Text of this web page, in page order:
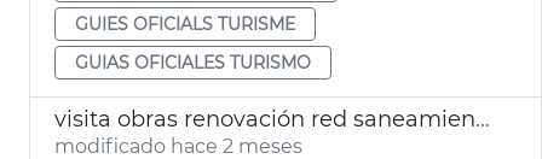
GUIES OFICIALS TURISME
GUIAS OFICIALES TURISMO
visita obras renovación red saneamiento Cabanyal
modificado hace 2 meses